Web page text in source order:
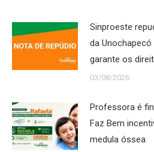
Sinproeste
da
garante os
03/08/2026
Professora é
Faz Bem
medula óssea